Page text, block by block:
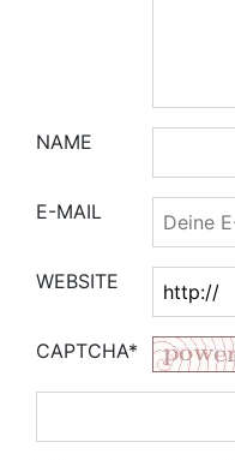
NAME
E-MAIL
WEBSITE
CAPTCHA*